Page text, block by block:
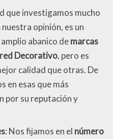
que investigamos mucho
opinión, es un
abanico demarcas
Decorativo, pero es
calidad que otras. De
en esas que más
por su reputación y
: Nos fijamos en el número